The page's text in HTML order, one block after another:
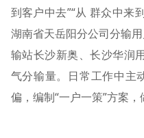
到客户中去”“从 群众中来
湖南省天岳阳分公司分输
输站长沙新奥、长沙华润
气分输量。日常工作中主
偏，编制“一户一策”方案，